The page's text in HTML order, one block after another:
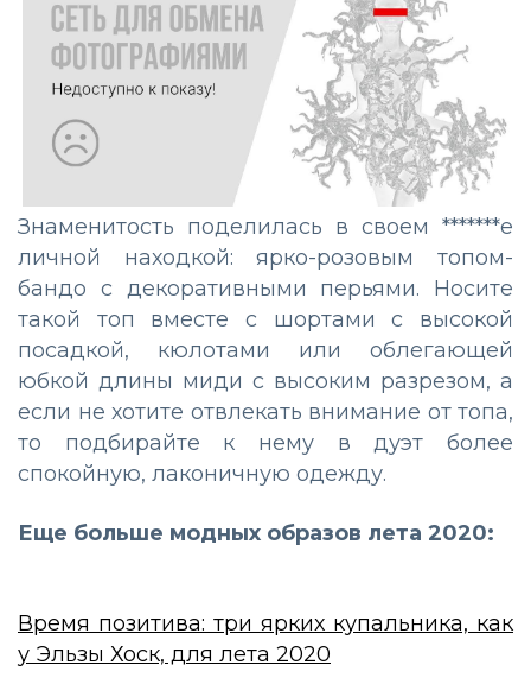
Знаменитость поделилась в своем *******е
личной находкой: ярко-розовым топом-
бандо с декоративными перьями. Носите
такой топ вместе с шортами с высокой
посадкой, кюлотами или облегающей
юбкой длины миди с высоким разрезом, а
если не хотите отвлекать внимание от топа,
то подбирайте к нему в дуэт более
спокойную, лаконичную одежду.
Еще больше модных образов лета 2020:
Время позитива: три ярких купальника, как
у Эльзы Хоск, для лета 2020